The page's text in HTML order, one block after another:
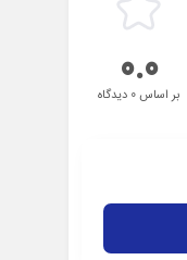
0.0بر اساس 0 دیدگاه